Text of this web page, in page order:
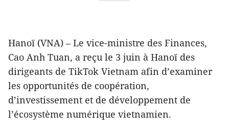
Hanoï (VNA) – Le vice-ministre des Finances,
Cao Anh Tuan, a reçu le 3 juin à Hanoï des
dirigeants de TikTok Vietnam afin d’examiner
les opportunités de coopération,
d’investissement et de développement de
l’écosystème numérique vietnamien.